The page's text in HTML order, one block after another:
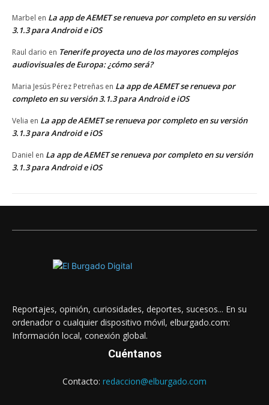
Marbel en La app de AEMET se renueva por completo en su versión
3.1.3 para Android e iOS
Raul dario en Tenerife proyecta uno de los mayores complejos
audiovisuales de Europa: ¿cómo será?
Maria Jesús Pérez Petreñas en La app de AEMET se renueva por
completo en su versión 3.1.3 para Android e iOS
Velia en La app de AEMET se renueva por completo en su versión
3.1.3 para Android e iOS
Daniel en La app de AEMET se renueva por completo en su versión
3.1.3 para Android e iOS
Reportajes, opinión, curiosidades, deportes, sucesos... En su
ordenador o cualquier dispositivo móvil, elburgado.com:
Información local, conexión global.
Cuéntanos
Contacto: redaccion@elburgado.com